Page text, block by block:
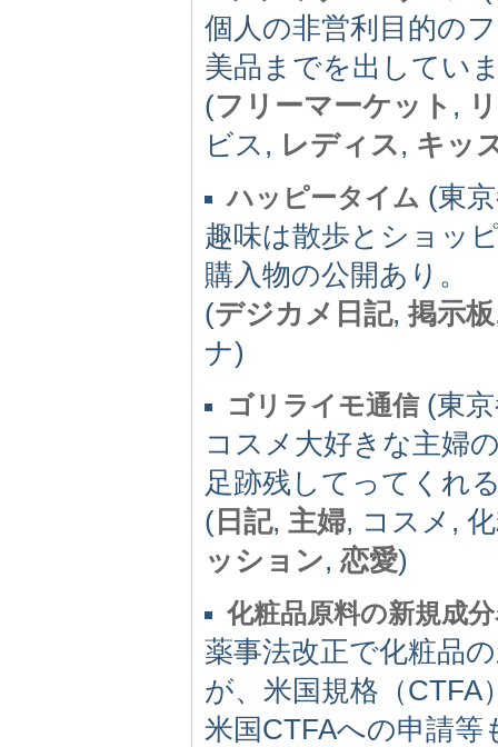
個人の非営利目的の
美品までを出してい
(フリーマーケット ,
ビス, レディス, キッ
ハッピータイム (東
趣味は散歩とショッ
購入物の公開あり。
(デジカメ日記, 掲示板
ナ)
ゴリライモ通信(東
コスメ大好きな主婦
足跡残してってくれ
( 日記, 主婦, コスメ,
ッション, 恋愛)
化粧品原料の新規成
薬事法改正で化粧品
が、米国規格（CTFA
米国CTFAへの申請